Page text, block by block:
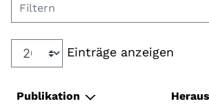
Filtern
Einträge anzeigen
Publikation